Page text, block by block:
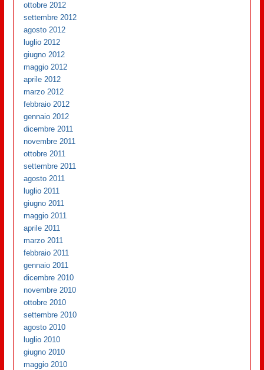
ottobre 2012
settembre 2012
agosto 2012
luglio 2012
giugno 2012
maggio 2012
aprile 2012
marzo 2012
febbraio 2012
gennaio 2012
dicembre 2011
novembre 2011
ottobre 2011
settembre 2011
agosto 2011
luglio 2011
giugno 2011
maggio 2011
aprile 2011
marzo 2011
febbraio 2011
gennaio 2011
dicembre 2010
novembre 2010
ottobre 2010
settembre 2010
agosto 2010
luglio 2010
giugno 2010
maggio 2010